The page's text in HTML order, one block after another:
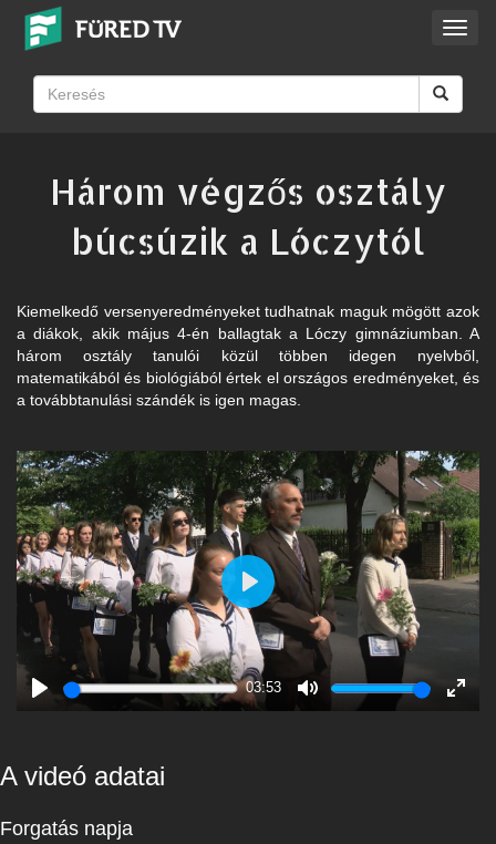
Három végzős osztály
búcsúzik a Lóczytól
Kiemelkedő versenyeredményeket tudhatnak maguk mögött azok
a diákok, akik május 4-én ballagtak a Lóczy gimnáziumban. A
három osztály tanulói közül többen idegen nyelvből,
matematikából és biológiából értek el országos eredményeket, és
a továbbtanulási szándék is igen magas.
Play
03:53
Mute
Play
A videó adatai
Forgatás napja